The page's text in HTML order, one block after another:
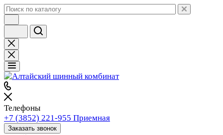
Телефоны
+7 (3852) 221-955 Приемная
Заказать звонок